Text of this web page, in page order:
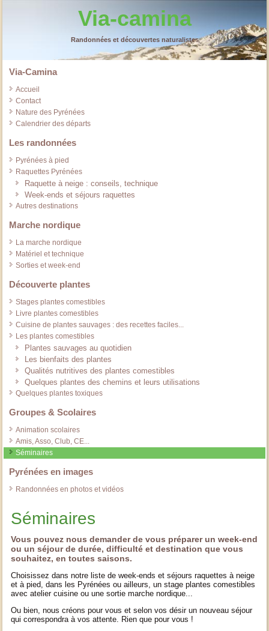
Via-camina
Randonnées et découvertes naturalistes
Via-Camina
Accueil
Contact
Nature des Pyrénées
Calendrier des départs
Les randonnées
Pyrénées à pied
Raquettes Pyrénées
Raquette à neige : conseils, technique
Week-ends et séjours raquettes
Autres destinations
Marche nordique
La marche nordique
Matériel et technique
Sorties et week-end
Découverte plantes
Stages plantes comestibles
Livre plantes comestibles
Cuisine de plantes sauvages : des recettes faciles...
Les plantes comestibles
Plantes sauvages au quotidien
Les bienfaits des plantes
Qualités nutritives des plantes comestibles
Quelques plantes des chemins et leurs utilisations
Quelques plantes toxiques
Groupes & Scolaires
Animation scolaires
Amis, Asso, Club, CE...
Séminaires
Pyrénées en images
Randonnées en photos et vidéos
Séminaires
Vous pouvez nous demander de vous préparer un week-end
ou un séjour de durée, difficulté et destination que vous
souhaitez, en toutes saisons.
Choisissez dans notre liste de week-ends et séjours raquettes à neige
et à pied, dans les Pyrénées ou ailleurs, un stage plantes comestibles
avec atelier cuisine ou une sortie marche nordique...
Ou bien, nous créons pour vous et selon vos désir un nouveau séjour
qui correspondra à vos attente. Rien que pour vous !